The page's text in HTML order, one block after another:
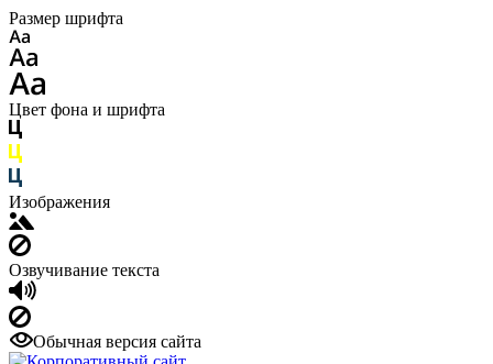
Размер шрифта
Цвет фона и шрифта
Изображения
Озвучивание текста
Обычная версия сайта